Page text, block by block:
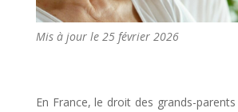
Mis à jour le 25 février 2026
En France, le droit des grands-